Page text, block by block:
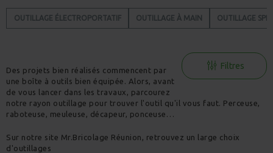
OUTILLAGE ÉLECTROPORTATIF OUTILLAGE À MAIN OUTILLAGE
Filtres
Des projets bien réalisés commencent par
une boîte à outils bien équipée. Alors, avant
de vous lancer dans les travaux, parcourez
notre rayon outillage pour trouver l'outil qu'il vous faut. Perceuse,
raboteuse, meuleuse, décapeur, ponceuse…
Sur notre site Mr.Bricolage Réunion, retrouvez un large choix
d'outillages